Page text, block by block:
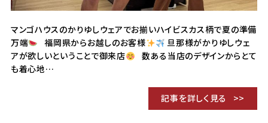
マンゴハウスのかりゆしウェアでお揃いハイビスカス柄で夏の準備
万端
福岡県からお越しのお客様
旦那様がかりゆしウェ
アが欲しいということで御来店
数ある当店のデザインからとて
も着心地…
記事を詳しく見る